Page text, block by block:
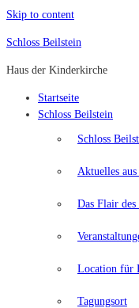
Skip to content
Schloss Beilstein
Haus der Kinderkirche
Startseite
Schloss Beilstein
Schloss
Aktuelles
Das Flair des
Location für
Tagungsort